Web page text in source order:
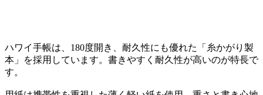
ハワイ手帳は、180度開き、耐久性にも優れた「糸かがり製
本」を採用しています。書きやすく耐久性が高いのが特長で
す。